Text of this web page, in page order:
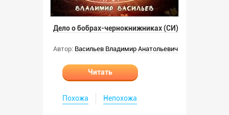
Дело о бобрах-чернокнижниках (СИ)
Автор: Васильев Владимир Анатольевич
Читать
Похожа Непохожа